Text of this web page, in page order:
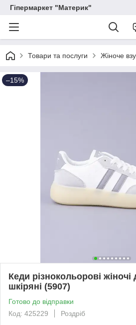
Гіпермаркет "Материк"
Товари та послуги Жіноче
–15%
Кеди різнокольорові жіночі
шкіряні (5907)
Готово до відправки
Код: 425229
Роздріб